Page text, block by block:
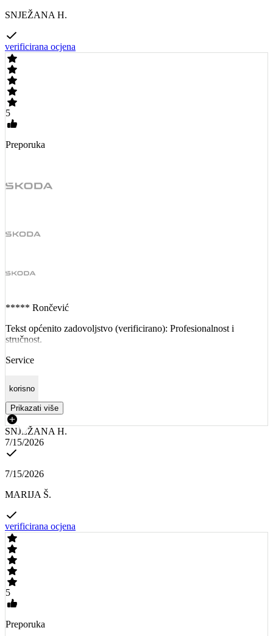
SNJEŽANA H.
verificirana ocjena
5
Preporuka
***** Rončević
Tekst općenito zadovoljstvo (verificirano): Profesionalnost i
stručnost.
Service
korisno
Prikazati više
SNJEŽANA H.
7/15/2026
7/15/2026
MARIJA Š.
verificirana ocjena
5
Preporuka